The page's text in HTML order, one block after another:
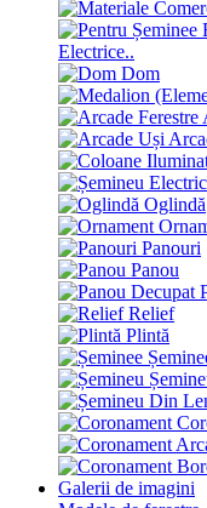
Electrice..
Dom
Oglindă
Panouri
Panou
Relief
Plintă
Galerii de imagini